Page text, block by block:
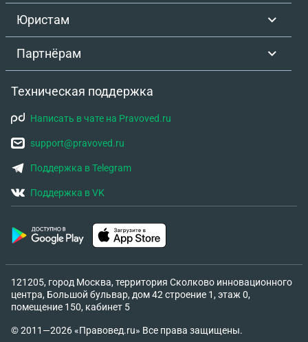
Юристам
Партнёрам
Техническая поддержка
Написать в чате на Pravoved.ru
support@pravoved.ru
Поддержка в Telegram
Поддержка в VK
121205, город Москва, территория Сколково инновационного
центра, Большой бульвар, дом 42 строение 1, этаж 0,
помещение 150, кабинет 5
© 2011—2026 «Правовед.ru» Все права защищены.